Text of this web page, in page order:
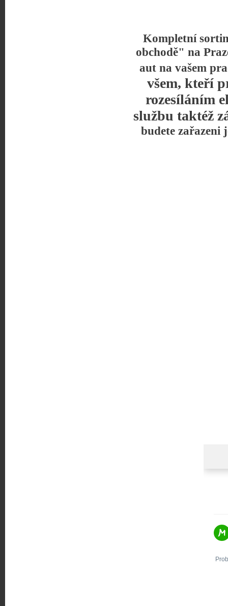
Kompletní
obchodě" na
aut na vašem
všem, kteří
rozesíláním
službu taktéž
budete zařazeni